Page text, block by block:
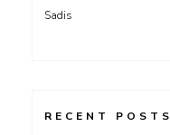
Sadis
RECENT POSTS